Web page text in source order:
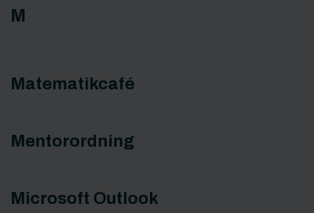
M
Matematikcafé
Mentorordning
Microsoft Outlook